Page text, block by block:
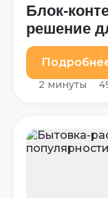
Блок-
решение
2 минуты